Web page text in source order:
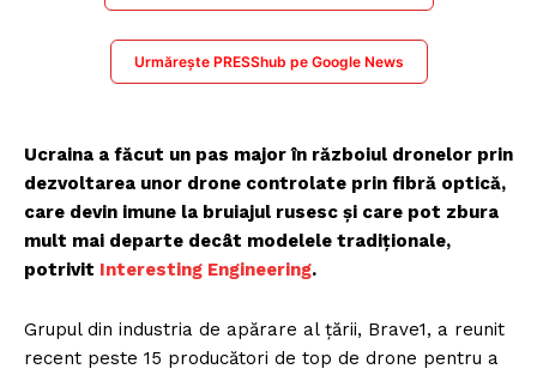
Urmărește PRESShub pe Google News
Ucraina a făcut un pas major în războiul dronelor prin
dezvoltarea unor drone controlate prin fibră optică,
care devin imune la bruiajul rusesc și care pot zbura
mult mai departe decât modelele tradiționale,
potrivit Interesting Engineering.
Grupul din industria de apărare al țării, Brave1, a reunit
recent peste 15 producători de top de drone pentru a